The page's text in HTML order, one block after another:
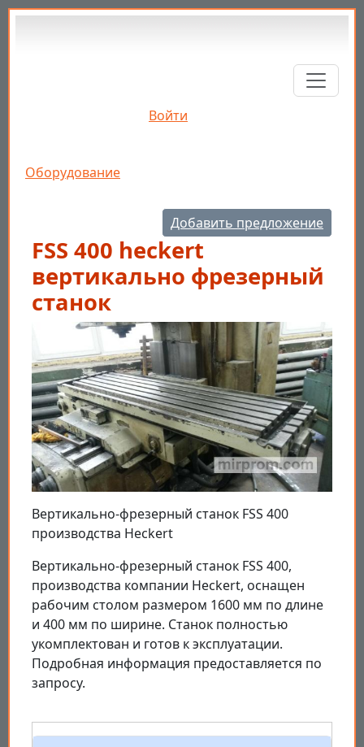
Перейти к основному содержанию
Войти
Строка навигации
Оборудование
Добавить предложение
FSS 400 heckert
вертикально фрезерный
станок
Вертикально-фрезерный станок FSS 400
производства Heckert
Вертикально-фрезерный станок FSS 400,
производства компании Heckert, оснащен
рабочим столом размером 1600 мм по длине
и 400 мм по ширине. Станок полностью
укомплектован и готов к эксплуатации.
Подробная информация предоставляется по
запросу.